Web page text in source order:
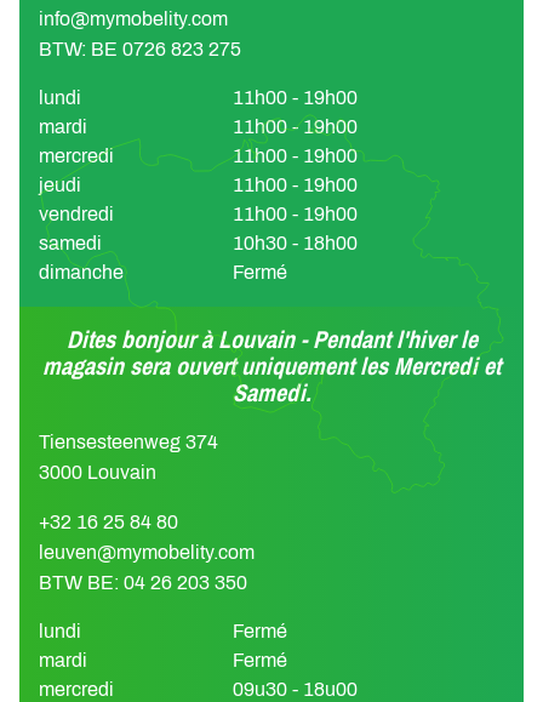
info@mymobelity.com
BTW: BE 0726 823 275
lundi
11h00 - 19h00
mardi
11h00 - 19h00
mercredi
11h00 - 19h00
jeudi
11h00 - 19h00
vendredi
11h00 - 19h00
samedi
10h30 - 18h00
dimanche
Fermé
Dites bonjour à Louvain - Pendant l'hiver le
magasin sera ouvert uniquement les Mercredi et
Samedi.
Tiensesteenweg 374
3000 Louvain
+32 16 25 84 80
leuven@mymobelity.com
BTW BE: 04 26 203 350
lundi
Fermé
mardi
Fermé
mercredi
09u30 - 18u00